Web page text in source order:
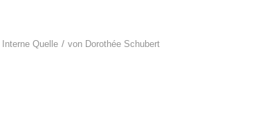
Interne Quelle / von Dorothée Schubert